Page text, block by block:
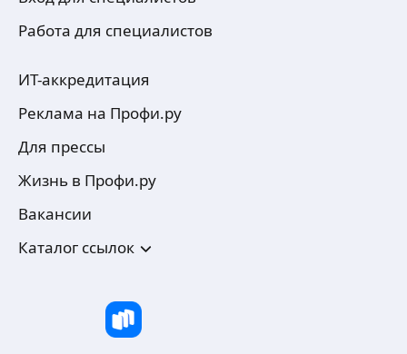
Работа для специалистов
ИТ-аккредитация
Реклама на Профи.ру
Для прессы
Жизнь в Профи.ру
Вакансии
Каталог ссылок